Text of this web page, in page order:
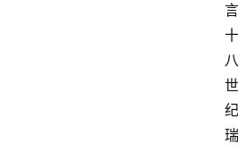
言
十
八
世
纪
瑞